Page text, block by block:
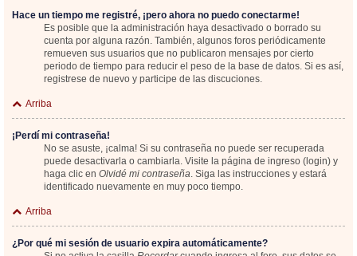
Hace un tiempo me registré, ¡pero ahora no puedo conectarme!
Es posible que la administración haya desactivado o borrado su
cuenta por alguna razón. También, algunos foros periódicamente
remueven sus usuarios que no publicaron mensajes por cierto
periodo de tiempo para reducir el peso de la base de datos. Si es así,
registrese de nuevo y participe de las discuciones.
Arriba
¡Perdí mi contraseña!
No se asuste, ¡calma! Si su contraseña no puede ser recuperada
puede desactivarla o cambiarla. Visite la página de ingreso (login) y
haga clic en Olvidé mi contraseña. Siga las instrucciones y estará
identificado nuevamente en muy poco tiempo.
Arriba
¿Por qué mi sesión de usuario expira automáticamente?